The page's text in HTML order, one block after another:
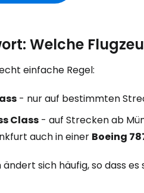
Welche
einfache Regel:
- nur auf bestimmten
Class - auf Strecken ab
auch in einer Boeing
ändert sich häufig, so dass